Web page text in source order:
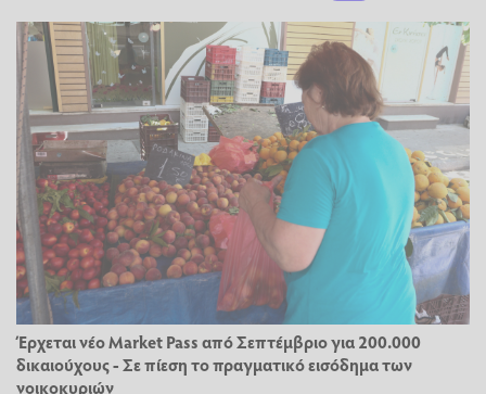
Έρχεται νέο Market Pass από Σεπτέμβριο για 200.000
δικαιούχους - Σε πίεση το πραγματικό εισόδημα των
νοικοκυριών